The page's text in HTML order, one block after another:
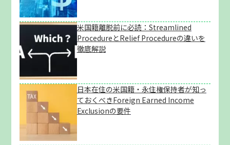
米国籍離脱前に必読：Streamlined
ProcedureとRelief Procedureの違いを
徹底解説
日本在住の米国籍・永住権保持者が知っ
ておくべきForeign Earned Income
Exclusionの要件